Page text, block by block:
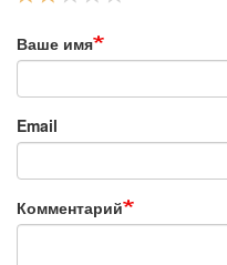
Ваше имя
Email
Комментарий